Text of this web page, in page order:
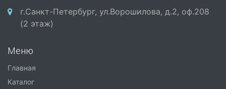
г.Санкт-Петербург, ул.Ворошилова, д.2, оф.208
(2 этаж)
Меню
Главная
Каталог